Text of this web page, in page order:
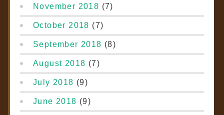
November 2018 (7)
October 2018 (7)
September 2018 (8)
August 2018 (7)
July 2018 (9)
June 2018 (9)